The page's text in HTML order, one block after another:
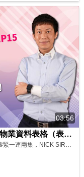
03:56
地產牌考試備戰攻略 EP15 訂明表格 物業資料表格（表格1） 及出租資料表格（表格2）